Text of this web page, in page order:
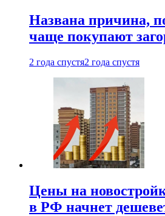
Названа причина,
чаще покупают
2 года спустя2 года спустя
Цены на
в РФ начнет